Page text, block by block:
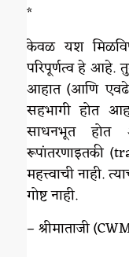
*
केवळ यश
परिपूर्णत्व हे आहे.
आहात (आणि
सहभागी होत
साधनभूत
रूपांतरणाइतकी
महत्त्वाची नाही.
गोष्ट नाही.
– श्रीमाताजी